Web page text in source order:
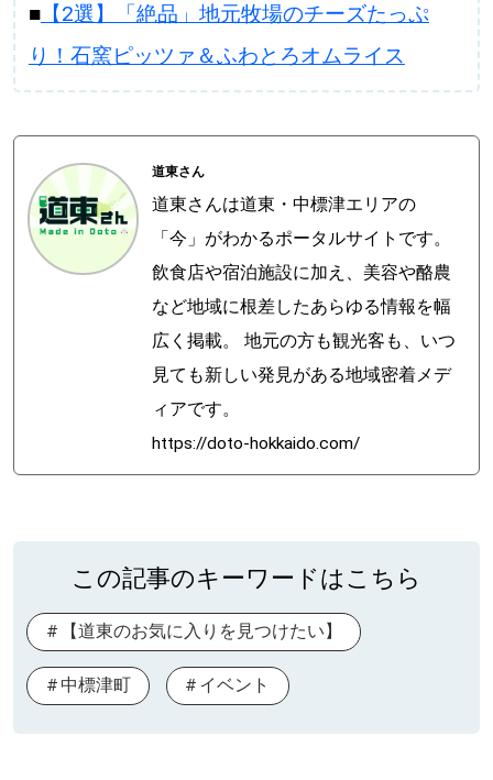
■【2選】「絶品」地元牧場のチーズたっぷ
り！石窯ピッツァ＆ふわとろオムライス
道東さん
道東さんは道東・中標津エリアの
「今」がわかるポータルサイトです。
飲食店や宿泊施設に加え、美容や酪農
など地域に根差したあらゆる情報を幅
広く掲載。 地元の方も観光客も、いつ
見ても新しい発見がある地域密着メデ
ィアです。
https://doto-hokkaido.com/
この記事のキーワードはこちら
【道東のお気に入りを見つけたい】
中標津町 イベント